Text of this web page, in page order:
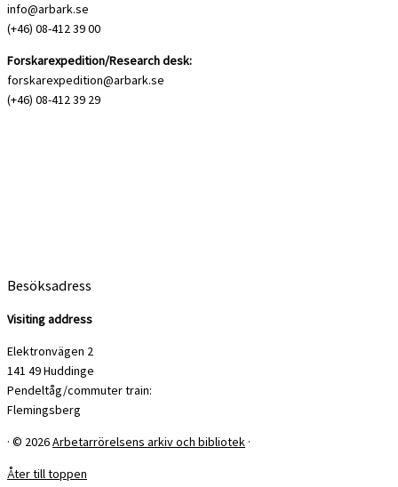
info@arbark.se
(+46) 08-412 39 00
Forskarexpedition/Research desk:
forskarexpedition@arbark.se
(+46) 08-412 39 29
Besöksadress
Visiting address
Elektronvägen 2
141 49 Huddinge
Pendeltåg/commuter train:
Flemingsberg
· © 2026Arbetarrörelsens arkiv och bibliotek ·
Åter till toppen